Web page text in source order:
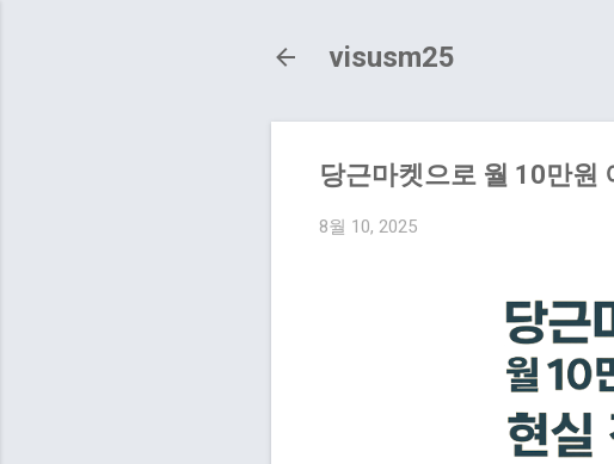
visusm25
당근마켓으로 월 10만원
8월 10, 2025